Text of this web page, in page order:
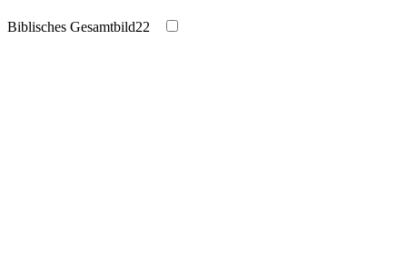
Biblisches Gesamtbild22